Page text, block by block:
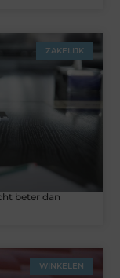
ZAKELIJK
beter dan
WINKELEN